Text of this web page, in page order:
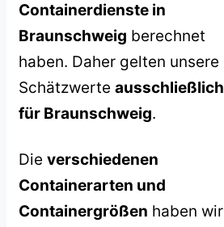
Containerdienste in
Braunschweig berechnet
haben. Daher gelten unsere
Schätzwerte ausschließlich
für Braunschweig.
Die verschiedenen
Containerarten und
Containergrößen haben wir